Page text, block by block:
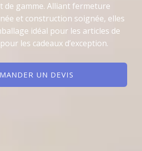
de gamme. Alliant fermeture
et construction soignée, elles
idéal pour les articles de
les cadeaux d’exception.
UN DEVIS